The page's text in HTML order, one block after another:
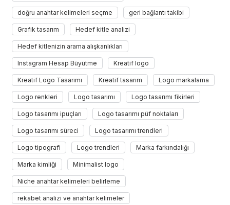
doğru anahtar kelimeleri seçme geri bağlantı takibi
Grafik tasarım Hedef kitle analizi
Hedef kitlenizin arama alışkanlıkları
Instagram Hesap Büyütme Kreatif logo
Kreatif Logo Tasarımı Kreatif tasarım Logo markalama
Logo renkleri Logo tasarımı Logo tasarımı fikirleri
Logo tasarımı ipuçları Logo tasarımı püf noktaları
Logo tasarımı süreci Logo tasarımı trendleri
Logo tipografi Logo trendleri Marka farkındalığı
Marka kimliği Minimalist logo
Niche anahtar kelimeleri belirleme
rekabet analizi ve anahtar kelimeler